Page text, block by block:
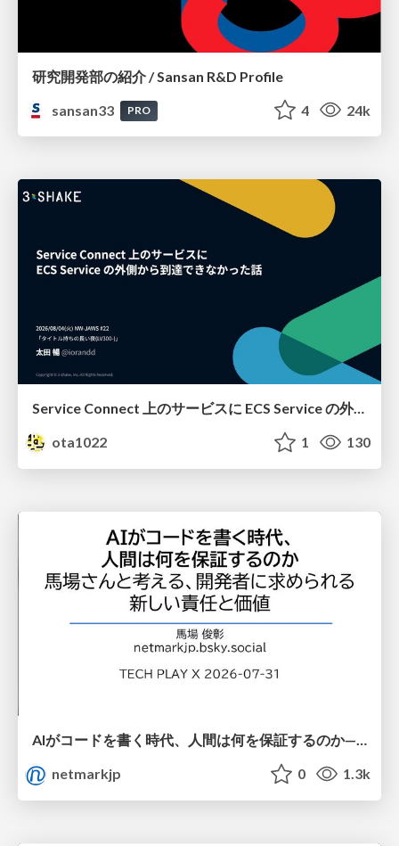
研究開発部の紹介 / Sansan R&D Profile
sansan33
PRO 4 24k
Service Connect 上のサービスに ECS Service の外側から到達できなかった話
ota1022
1 130
AIがコードを書く時代、人間は何を保証するのか———馬場さんと考える、開発者に求められる新しい責任と価値 - TECH PLAY
netmarkjp
0 1.3k